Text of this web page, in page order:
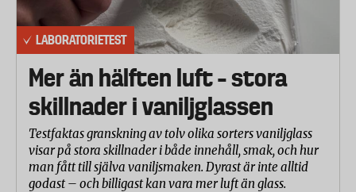
LABORATORIETEST
Mer än hälften luft – stora
skillnader i vaniljglassen
Testfaktas granskning av tolv olika sorters vaniljglass
visar på stora skillnader i både innehåll, smak, och hur
man fått till själva vaniljsmaken. Dyrast är inte alltid
godast – och billigast kan vara mer luft än glass.